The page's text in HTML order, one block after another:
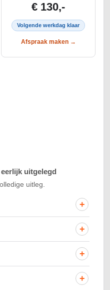
€ 130,-
Volgende werkdag klaar
Afspraak maken →
uitgelegd
uitleg.
+
+
+
+